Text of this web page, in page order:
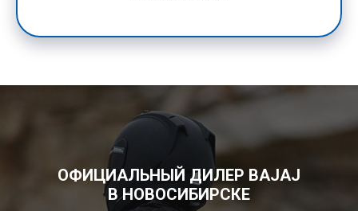
ОФИЦИАЛЬНЫЙ ДИЛЕР BAJAJ
В НОВОСИБИРСКЕ